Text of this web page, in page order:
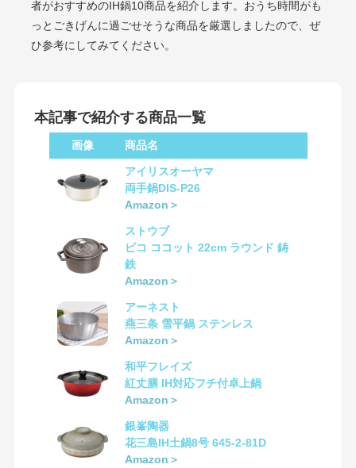
者がおすすめのIH鍋10商品を紹介します。おうち時間がも
っとごきげんに過ごせそうな商品を厳選しましたので、ぜ
ひ参考にしてみてください。
本記事で紹介する商品一覧
画像 商品名
アイリスオーヤマ
両手鍋DIS-P26
Amazon＞
ストウブ
ピコ ココット 22cm ラウンド 鋳
鉄
Amazon＞
アーネスト
燕三条 雪平鍋 ステンレス
Amazon＞
和平フレイズ
紅丈膳 IH対応フチ付卓上鍋
Amazon＞
銀峯陶器
花三島IH土鍋8号 645-2-81D
Amazon＞